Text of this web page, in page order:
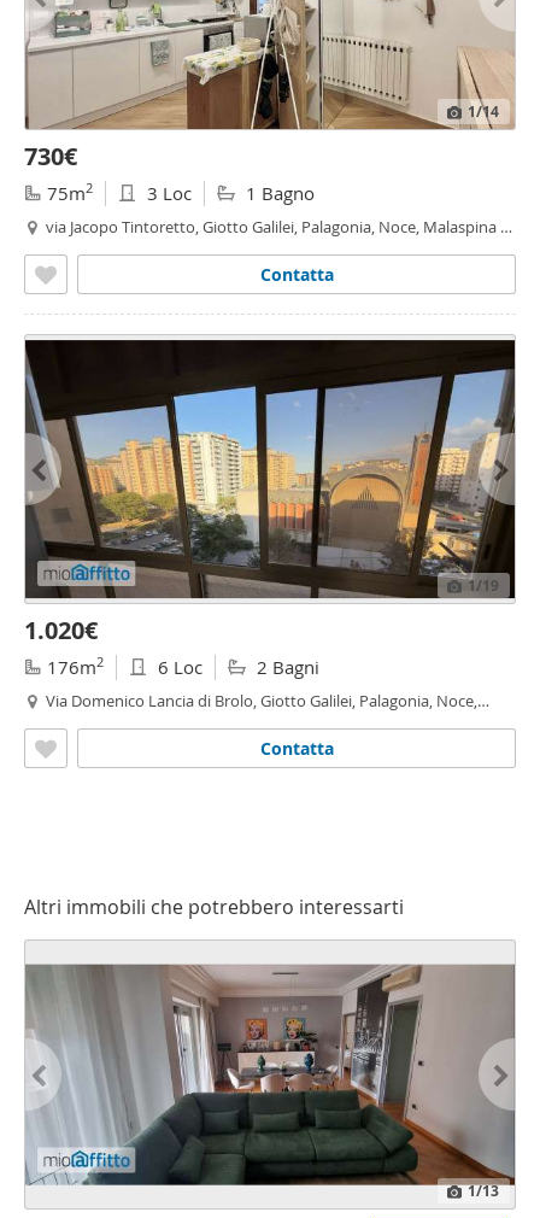
1/14
730€
75m2 3 Loc 1 Bagno
via Jacopo Tintoretto, Giotto Galilei, Palagonia, Noce, Malaspina -
Contatta
1/19
1.020€
176m2 6 Loc 2 Bagni
Via Domenico Lancia di Brolo, Giotto Galilei, Palagonia, Noce,
Contatta
Altri immobili che potrebbero interessarti
1/13